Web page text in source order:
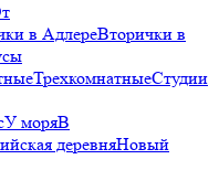
в АдлереВторички в
ТрехкомнатныеСтудии
У моряВ
деревняНовый